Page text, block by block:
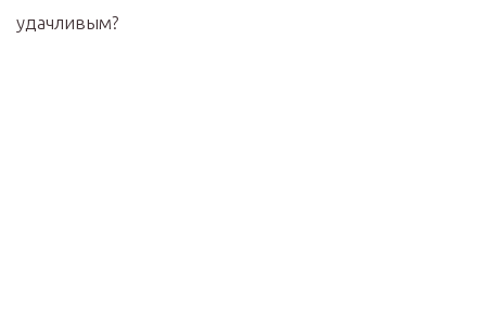
удачливым?